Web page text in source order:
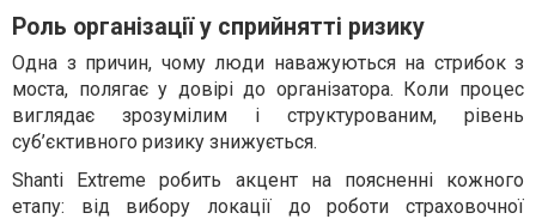
Роль організації у сприйнятті ризику
Одна з причин, чому люди наважуються на стрибок з
моста, полягає у довірі до організатора. Коли процес
виглядає зрозумілим і структурованим, рівень
суб’єктивного ризику знижується.
Shanti Extreme робить акцент на поясненні кожного
етапу: від вибору локації до роботи страховочної